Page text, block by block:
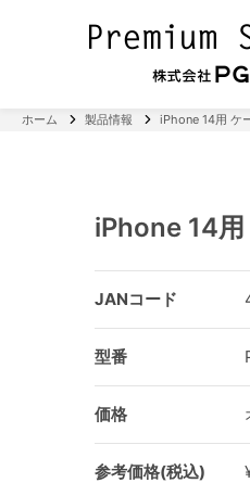
ホーム 製品情報 iPhone 14用 ケ
iPhone 14
JANコード
型番
価格
参考価格(税込)